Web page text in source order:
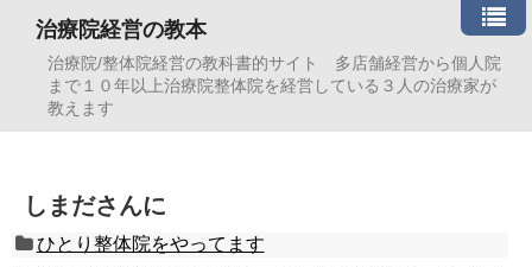
治療院経営の教本
治療院/整体院経営の教科書的サイト 多店舗経営から個人院
まで１０年以上治療院整体院を経営している３人の治療家が
教えます
しまださんに
ひとり整体院をやってます